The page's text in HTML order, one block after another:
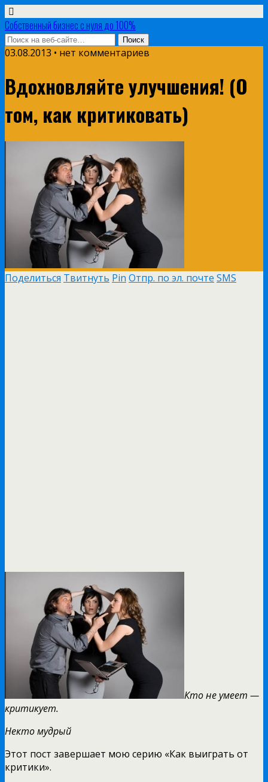
Собственный бизнес с нуля до 100%
03.08.2013 • нет комментариев
Вдохновляйте улучшения! (О
том, как критиковать)
Поделиться Твитнуть Pin Отпр. по эл. почте SMS
Кто не умеет —
критикует.
Некто мудрый
Этот пост завершает мою серию «Как выиграть от
критики».